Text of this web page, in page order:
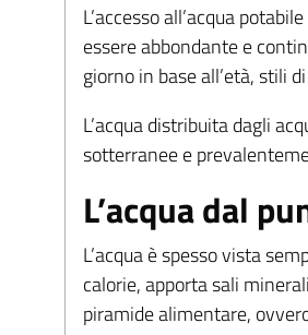
L’accesso all’acqua
essere abbondante e
giorno in base all’età, stili
L’acqua distribuita dagli
sotterranee e
L’acqua dal
L’acqua è spesso vista
calorie, apporta sali
piramide alimentare,